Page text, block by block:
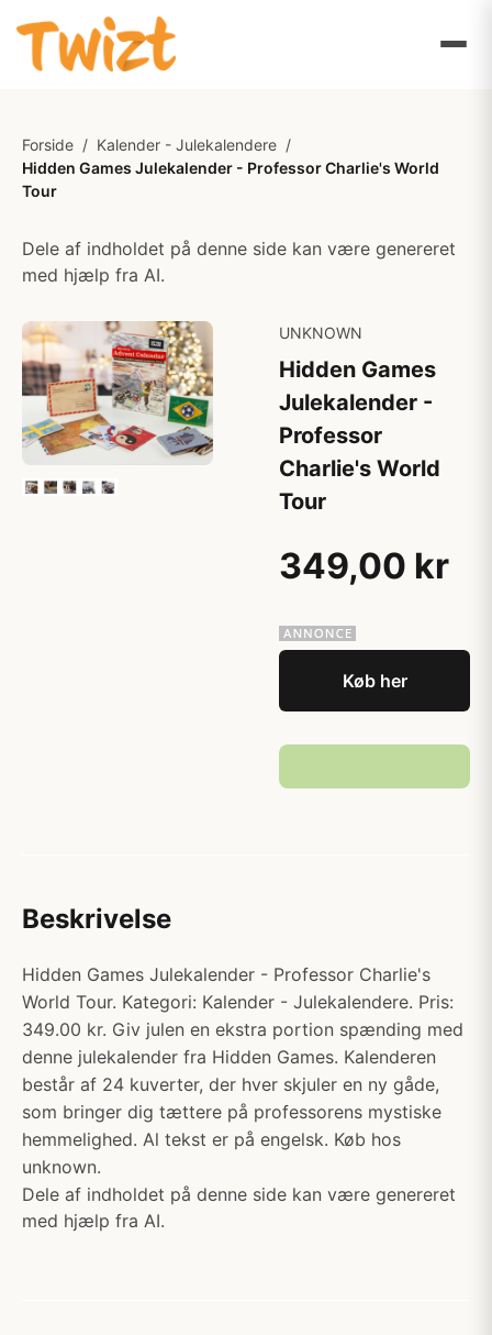
Forside / Kalender - Julekalendere /
Hidden Games Julekalender - Professor Charlie's World
Tour
Dele af indholdet på denne side kan være genereret
med hjælp fra AI.
UNKNOWN
Hidden Games
Julekalender -
Professor
Charlie's World
Tour
349,00 kr
Køb her
Beskrivelse
Hidden Games Julekalender - Professor Charlie's
World Tour. Kategori: Kalender - Julekalendere. Pris:
349.00 kr. Giv julen en ekstra portion spænding med
denne julekalender fra Hidden Games. Kalenderen
består af 24 kuverter, der hver skjuler en ny gåde,
som bringer dig tættere på professorens mystiske
hemmelighed. Al tekst er på engelsk. Køb hos
unknown.
Dele af indholdet på denne side kan være genereret
med hjælp fra AI.